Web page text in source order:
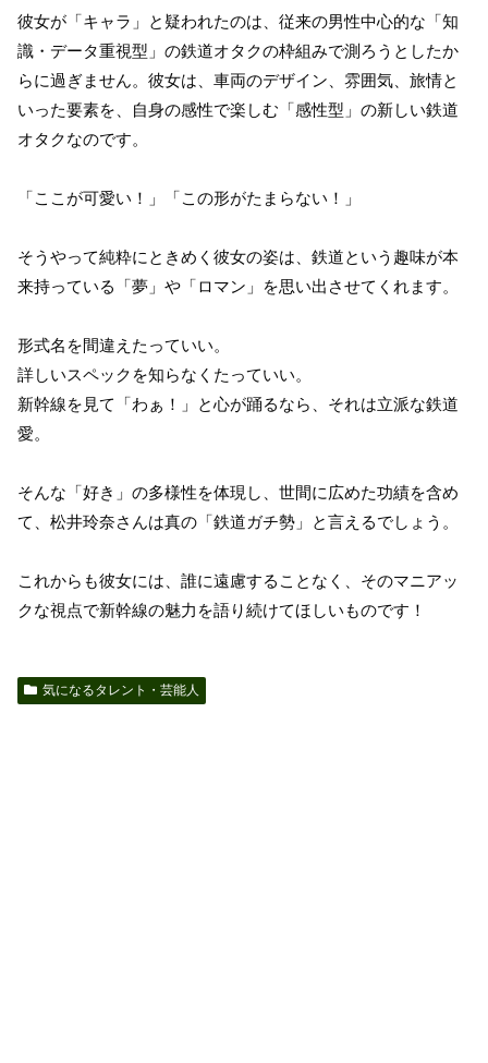
彼女が「キャラ」と疑われたのは、従来の男性中心的な「知
識・データ重視型」の鉄道オタクの枠組みで測ろうとしたか
らに過ぎません。彼女は、車両のデザイン、雰囲気、旅情と
いった要素を、自身の感性で楽しむ「感性型」の新しい鉄道
オタクなのです。
「ここが可愛い！」「この形がたまらない！」
そうやって純粋にときめく彼女の姿は、鉄道という趣味が本
来持っている「夢」や「ロマン」を思い出させてくれます。
形式名を間違えたっていい。
詳しいスペックを知らなくたっていい。
新幹線を見て「わぁ！」と心が踊るなら、それは立派な鉄道
愛。
そんな「好き」の多様性を体現し、世間に広めた功績を含め
て、松井玲奈さんは真の「鉄道ガチ勢」と言えるでしょう。
これからも彼女には、誰に遠慮することなく、そのマニアッ
クな視点で新幹線の魅力を語り続けてほしいものです！
気になるタレント・芸能人